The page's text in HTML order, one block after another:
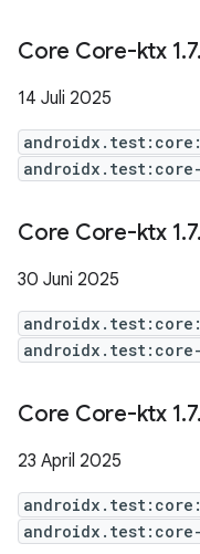
Core Core-ktx 1.7.
14 Juli 2025
Core Core-ktx 1.7.
30 Juni 2025
Core Core-ktx 1.7.
23 April 2025